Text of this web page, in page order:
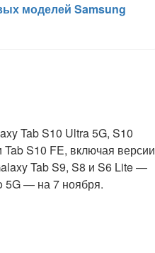
моделей Samsung
Tab S10 Ultra 5G, S10
Tab S10 FE, включая версии
Tab S9, S8 и S6 Lite —
5G — на 7 ноября.